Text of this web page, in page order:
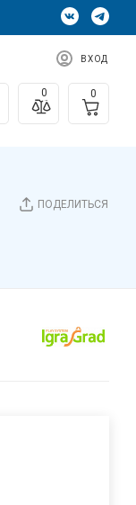
ВХОД
0 0
ПОДЕЛИТЬСЯ